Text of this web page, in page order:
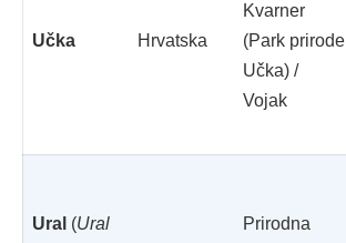
Učka Hrvatska
Kvarner
(Park prirode
Učka) /
Vojak
Ural (Ural
Prirodna